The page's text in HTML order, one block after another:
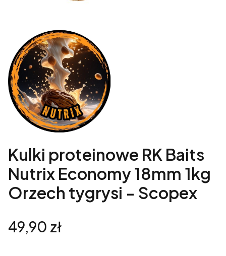
Kulki proteinowe RK Baits
Nutrix Economy 18mm 1kg
Orzech tygrysi - Scopex
Cena
49,90 zł